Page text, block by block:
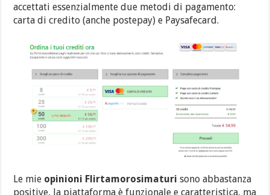
accettati essenzialmente due metodi di pagamento:
carta di credito (anche postepay) e Paysafecard.
Le mie opinioni Flirtamorosimaturisono abbastanza
positive, la piattaforma è funzionale e caratteristica, ma